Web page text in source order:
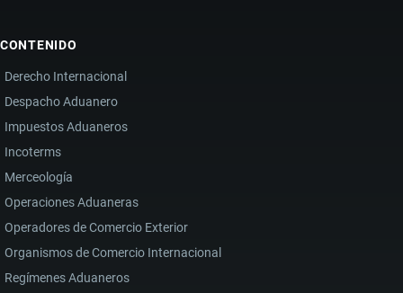
CONTENIDO
Derecho Internacional
Despacho Aduanero
Impuestos Aduaneros
Incoterms
Merceología
Operaciones Aduaneras
Operadores de Comercio Exterior
Organismos de Comercio Internacional
Regímenes Aduaneros